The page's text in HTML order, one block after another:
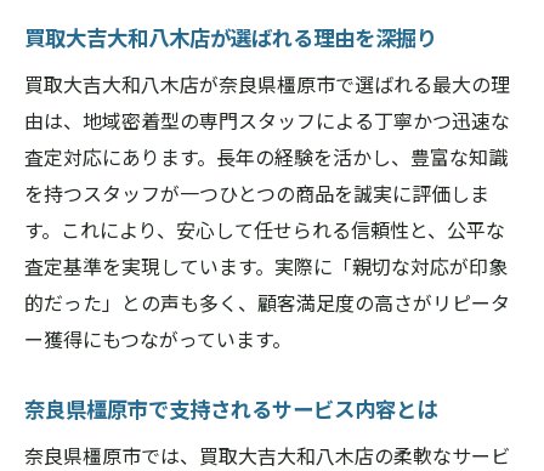
買取大吉大和八木店が選ばれる理由を深掘り
買取大吉大和八木店が奈良県橿原市で選ばれる最大の理
由は、地域密着型の専門スタッフによる丁寧かつ迅速な
査定対応にあります。長年の経験を活かし、豊富な知識
を持つスタッフが一つひとつの商品を誠実に評価しま
す。これにより、安心して任せられる信頼性と、公平な
査定基準を実現しています。実際に「親切な対応が印象
的だった」との声も多く、顧客満足度の高さがリピータ
ー獲得にもつながっています。
奈良県橿原市で支持されるサービス内容とは
奈良県橿原市では、買取大吉大和八木店の柔軟なサービ